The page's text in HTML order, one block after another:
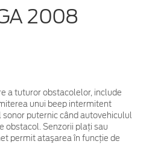
2008
a tuturor obstacolelor, include
unui beep intermitent
puternic când autovehiculul
obstacol. Senzorii plaţi sau
permit ataşarea în funcţie de